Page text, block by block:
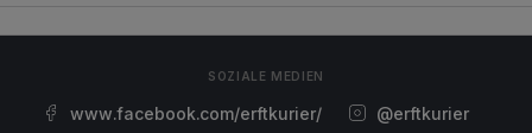
SOZIALE MEDIEN
www.facebook.com/erftkurier/ @erftkurier